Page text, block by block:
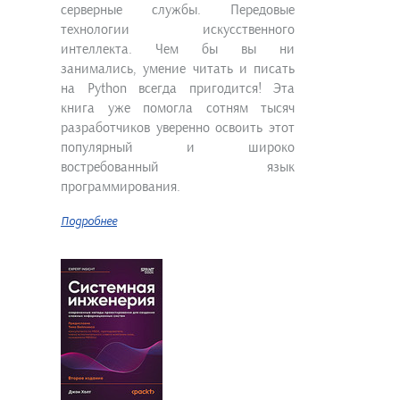
серверные службы. Передовые
технологии искусственного
интеллекта. Чем бы вы ни
занимались, умение читать и писать
на Python всегда пригодится! Эта
книга уже помогла сотням тысяч
разработчиков уверенно освоить этот
популярный и широко
востребованный язык
программирования.
Подробнее